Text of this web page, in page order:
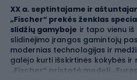
XX a. septintajame ir
„Fischer“ prekės ženklas
slidžių gamyboje ir tapo vienu
slidinėjimo įrangos gamintojų
modernias technologijas ir
galėjo kurti išskirtinės kokybės ir
„Fischer“ pristatė modelį